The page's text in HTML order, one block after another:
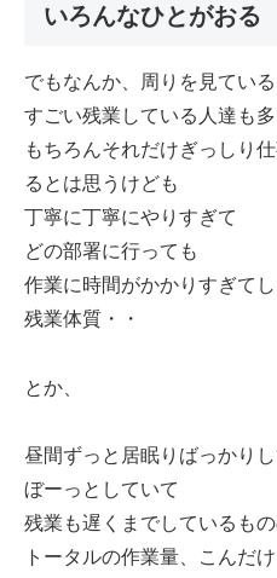
いろんなひとがおる
でもなんか、周りを見ている
すごい残業している人達も
もちろんそれだけぎっしり
るとは思うけども
丁寧に丁寧にやりすぎて
どの部署に行っても
作業に時間がかかりすぎてし
残業体質・・
とか、
昼間ずっと居眠りばっかり
ぼーっとしていて
残業も遅くまでしているも
トータルの作業量、こんだ